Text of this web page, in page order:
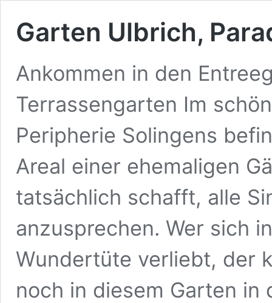
Garten Ulbrich,
Ankommen in den
Terrassengarten Im
Peripherie Solingens
Areal einer ehemaligen
tatsächlich schafft, alle
anzusprechen. Wer sich
Wundertüte verliebt, der
noch in diesem Garten